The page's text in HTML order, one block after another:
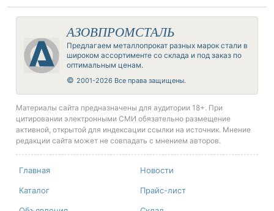
АЗОВПРОМСТАЛЬ
Предлагаем металлопрокат разных марок стали в
широком ассортименте со склада и под заказ по
оптимальным ценам.
© 2001-2026 Все права защищены.
Материалы сайта предназначены для аудитории 18+. При
цитировании электронными СМИ обязательно размещение
активной, открытой для индексации ссылки на источник. Мнение
редакции сайта может не совпадать с мнением авторов.
Главная Новости
Каталог Прайс-лист